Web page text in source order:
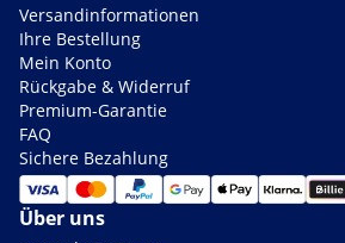
Versandinformationen
Ihre Bestellung
Mein Konto
Rückgabe & Widerruf
Premium-Garantie
FAQ
Sichere Bezahlung
Über uns